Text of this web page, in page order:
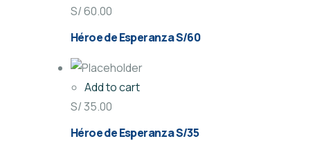
S/60.00
Héroe de Esperanza S/60
Add to cart
S/35.00
Héroe de Esperanza S/35